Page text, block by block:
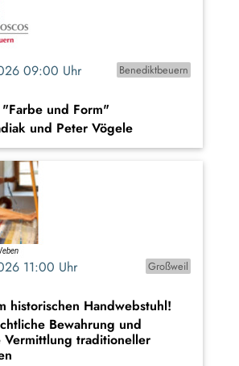
09:00 Uhr
Benediktbeuern
und Form"
und Peter Vögele
11:00 Uhr
Großweil
historischen Handwebstuhl!
Bewahrung und
Vermittlung traditioneller